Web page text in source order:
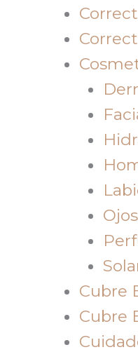
Ojos
Cubre
Cubre